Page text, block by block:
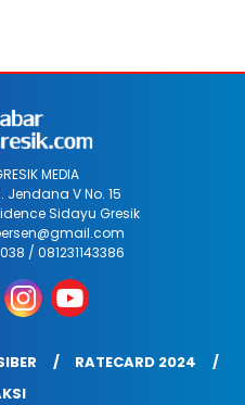
MEDIA
Jendana V No. 15
Sidayu Gresik
/ 081231143386
RATECARD 2024